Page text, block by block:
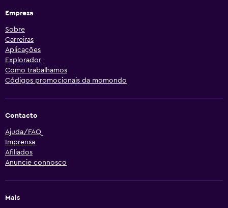
Empresa
Sobre
Carreiras
Aplicações
Explorador
Como trabalhamos
Códigos promocionais da momondo
Contacto
Ajuda/FAQ
Imprensa
Afiliados
Anuncie connosco
Mais